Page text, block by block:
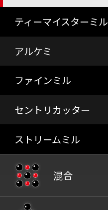
ティーマイスターミル
アルケミ
ファインミル
セントリカッター
ストリームミル
混合